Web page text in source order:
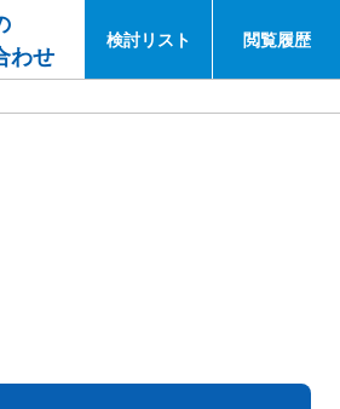
わせ
検討リスト 閲覧履歴